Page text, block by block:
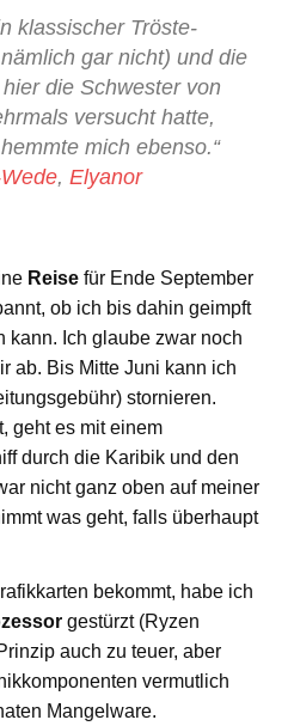
klassischer Tröste-
gar nicht) und die
die Schwester von
versucht hatte,
mich ebenso.“
, Elyanor
Reise für Ende September
ob ich bis dahin geimpft
kann. Ich glaube zwar noch
ab. Bis Mitte Juni kann ich
stornieren.
geht es mit einem
durch die Karibik und den
nicht ganz oben auf meiner
was geht, falls überhaupt
bekommt, habe ich
gestürzt (Ryzen
auch zu teuer, aber
vermutlich
Mangelware.